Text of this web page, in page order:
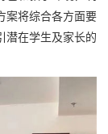
案将综合各方面要
潜在学生及家长的